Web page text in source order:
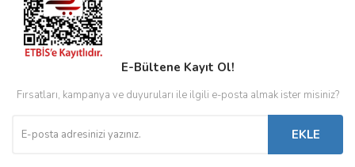
E-Bültene Kayıt Ol!
Fırsatları, kampanya ve duyuruları ile ilgili e-posta almak ister misiniz?
EKLE